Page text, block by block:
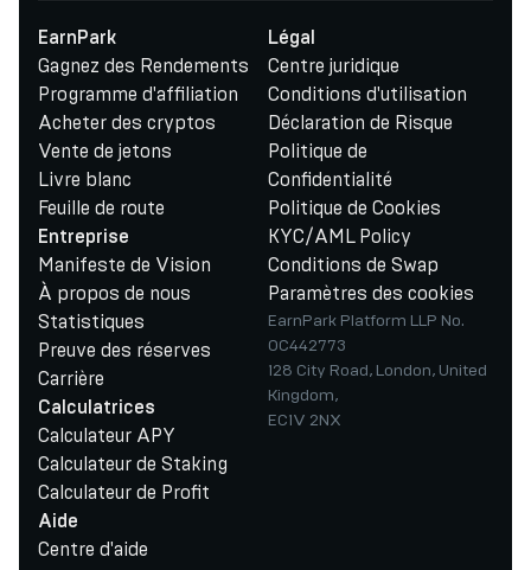
EarnPark
Gagnez des Rendements
Programme d'affiliation
Acheter des cryptos
Vente de jetons
Livre blanc
Feuille de route
Entreprise
Manifeste de Vision
À propos de nous
Statistiques
Preuve des réserves
Carrière
Calculatrices
Calculateur APY
Calculateur de Staking
Calculateur de Profit
Aide
Centre d'aide
Légal
Centre juridique
Conditions d'utilisation
Déclaration de Risque
Politique de
Confidentialité
Politique de Cookies
KYC/AML Policy
Conditions de Swap
Paramètres des cookies
EarnPark Platform LLP No.
OC442773
128 City Road, London, United
Kingdom,
EC1V 2NX